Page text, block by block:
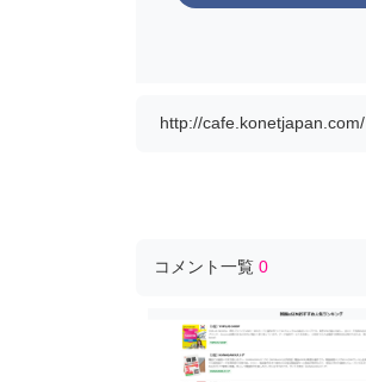
http://cafe.konetjapan.com/
コメント一覧 0